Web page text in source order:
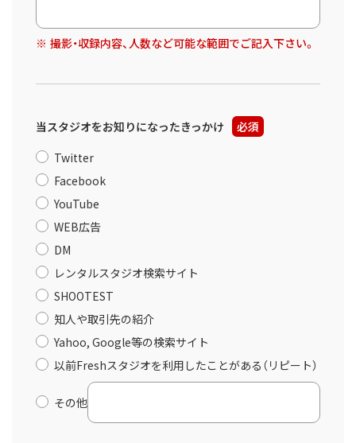
撮影・収録内容、人数など可能な範囲でご記入下さい。
当スタジオをお知りになったきっかけ
必須
Twitter
Facebook
YouTube
WEB広告
DM
レンタルスタジオ検索サイト
SHOOTEST
知人や取引先の紹介
Yahoo, Google等の検索サイト
以前Freshスタジオを利用したことがある（リピート）
その他